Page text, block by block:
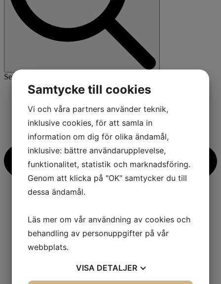
Search for:
Samtycke till cookies
Vi och våra partners använder teknik,
inklusive cookies, för att samla in
information om dig för olika ändamål,
inklusive: bättre användarupplevelse,
funktionalitet, statistik och marknadsföring.
Genom att klicka på "OK" samtycker du till
dessa ändamål.
Läs mer om vår användning av cookies och
behandling av personuppgifter på vår
webbplats.
VISA DETALJER